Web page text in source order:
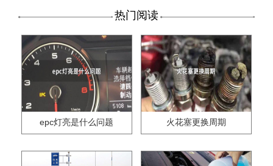
热门阅读
epc灯亮是什么问题 火花塞更换周期